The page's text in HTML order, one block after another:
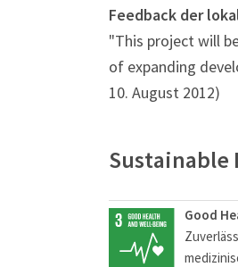
Feedback der
"This project will
of expanding
10. August 2012)
Sustainable
Good